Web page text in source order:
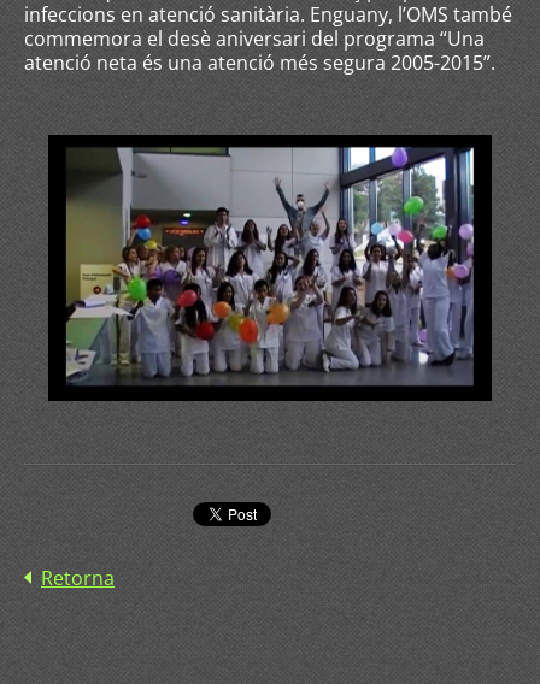
infeccions en atenció sanitària. Enguany, l’OMS també
commemora el desè aniversari del programa “Una
atenció neta és una atenció més segura 2005-2015”.
Retorna